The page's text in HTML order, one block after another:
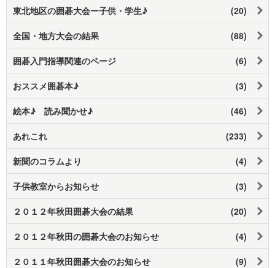
東北地区の囲碁大会ー子供・学生♪ (20)
全国・地方大会の結果 (88)
囲碁入門指導関連のページ (6)
おススメ囲碁本♪ (3)
絵本♪ 読み聞かせ♪ (46)
あれこれ (233)
新聞のコラムより (4)
子供教室からお知らせ (3)
２０１２年秋田囲碁大会の結果 (20)
２０１２年秋田の囲碁大会のお知らせ (4)
２０１１年秋田囲碁大会のお知らせ (9)